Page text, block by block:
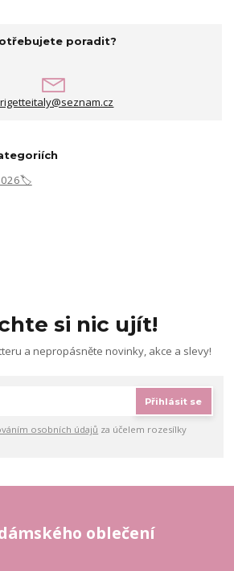
poradit?
si nic ujít!
a nepropásněte novinky, akce a slevy!
Přihlásit se
osobních údajů za účelem rozesílky
oblečení